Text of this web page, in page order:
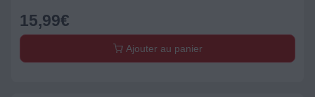
15,99€
Ajouter au panier